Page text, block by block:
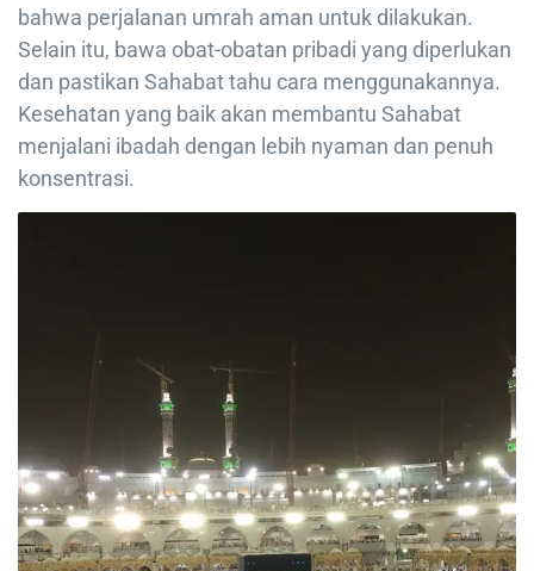
bahwa perjalanan umrah aman untuk dilakukan.
Selain itu, bawa obat-obatan pribadi yang diperlukan
dan pastikan Sahabat tahu cara menggunakannya.
Kesehatan yang baik akan membantu Sahabat
menjalani ibadah dengan lebih nyaman dan penuh
konsentrasi.